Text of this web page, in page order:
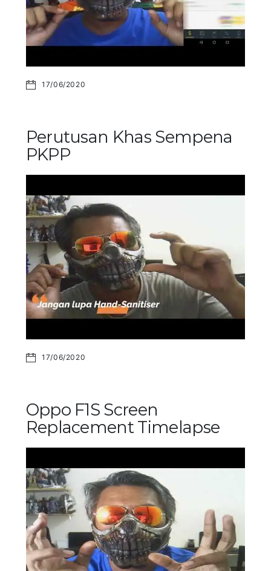
17/06/2020
Perutusan Khas Sempena
PKPP
17/06/2020
Oppo F1S Screen
Replacement Timelapse